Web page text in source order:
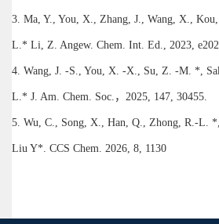
3. Ma, Y., You, X., Zhang, J., Wang, X.,
L.* Li, Z. Angew. Chem. Int. Ed., 2023,
4. Wang, J. -S., You, X. -X., Su, Z. -M. *,
L.* J. Am. Chem. Soc.，2025, 147, 30455.
5. Wu, C., Song, X., Han, Q., Zhong, R.-L.
Liu Y*. CCS Chem. 2026, 8, 1130